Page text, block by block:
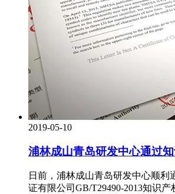
2019-05-10
浦林成山青岛研发中心通过
日前，浦林成山青岛研发中心顺利
证有限公司GB/T29490-2013知识